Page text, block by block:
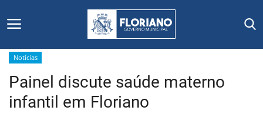
Início
Editais
Notícias
Painel discute saúde materno
infantil em Floriano